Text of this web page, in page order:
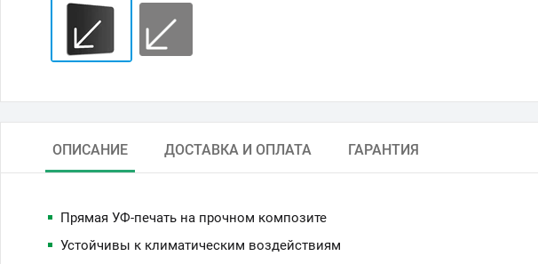
ОПИСАНИЕ ДОСТАВКА И ОПЛАТА ГАРАНТИЯ
Прямая УФ-печать на прочном композите
Устойчивы к климатическим воздействиям